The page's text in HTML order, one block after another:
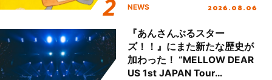
NEWS 2026.08.06
『あんさんぶるスター
ズ！！』にまた新たな歴史が
加わった！ “MELLOW DEAR
US 1st JAPAN Tour